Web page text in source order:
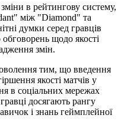
в рейтингову систему,
між "Diamond" та
думки серед гравців
щодо якості
змін.
тим, що введення
якості матчів у
в соціальних мережах
досягають рангу
і знань геймплейної